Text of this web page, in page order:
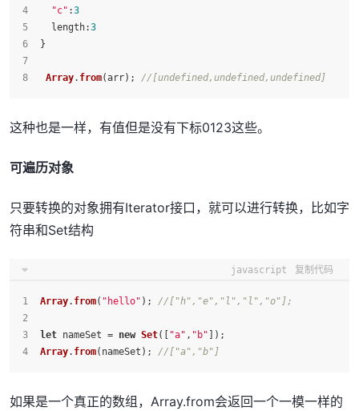
"c" :3
length:3
}
Array. from(arr); //[undefined,undefined,undefined]
这种也是一样，有值但是没有下标0123这些。
可遍历对象
只要转换的对象拥有Iterator接口，就可以进行转换，比如字
符串和Set结构
javascript 复制代码
Array. from( "hello" ); //["h","e","l","l","o"];
let nameSet = new Set([ "a" , "b" ]);
Array. from(nameSet); //["a","b"]
如果是一个真正的数组，Array.from会返回一个一模一样的